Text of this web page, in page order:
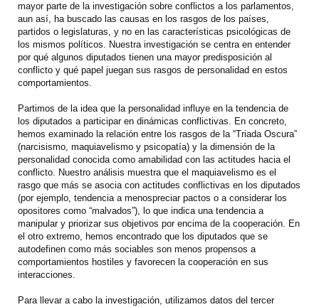
mayor parte de la investigación sobre conflictos a los parlamentos,
aun así, ha buscado las causas en los rasgos de los países,
partidos o legislaturas, y no en las características psicológicas de
los mismos políticos. Nuestra investigación se centra en entender
por qué algunos diputados tienen una mayor predisposición al
conflicto y qué papel juegan sus rasgos de personalidad en estos
comportamientos.
Partimos de la idea que la personalidad influye en la tendencia de
los diputados a participar en dinámicas conflictivas. En concreto,
hemos examinado la relación entre los rasgos de la “Triada Oscura”
(narcisismo, maquiavelismo y psicopatía) y la dimensión de la
personalidad conocida como amabilidad con las actitudes hacia el
conflicto. Nuestro análisis muestra que el maquiavelismo es el
rasgo que más se asocia con actitudes conflictivas en los diputados
(por ejemplo, tendencia a menospreciar pactos o a considerar los
opositores como “malvados”), lo que indica una tendencia a
manipular y priorizar sus objetivos por encima de la cooperación. En
el otro extremo, hemos encontrado que los diputados que se
autodefinen como más sociables son menos propensos a
comportamientos hostiles y favorecen la cooperación en sus
interacciones.
Para llevar a cabo la investigación, utilizamos datos del tercer